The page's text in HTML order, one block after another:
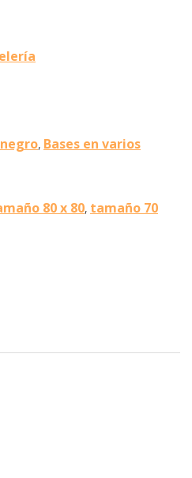
, Bases en varios
80 x 80, tamaño 70